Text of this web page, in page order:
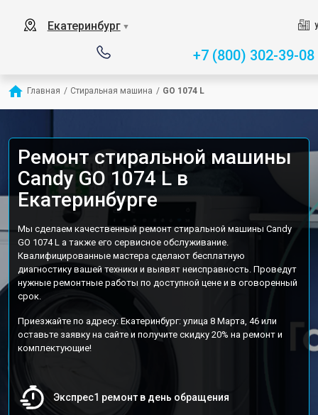
Екатеринбург ▼
+7 (800) 302-39-08
Главная / Стиральная машина / GO 1074 L
Ремонт стиральной машины
Candy GO 1074 L в
Екатеринбурге
Мы сделаем качественный ремонт стиральной машины Candy
GO 1074 L а также его сервисное обслуживание.
Квалифицированные мастера сделают бесплатную
диагностику вашей техники и выявят неисправность. Проведут
нужные ремонтные работы по доступной цене и в оговоренный
срок.
Приезжайте по адресу: Екатеринбург: улица 8 Марта, 46 или
оставьте заявку на сайте и получите скидку 20% на ремонт и
комплектующие!
Экспрес1 ремонт в день обращения